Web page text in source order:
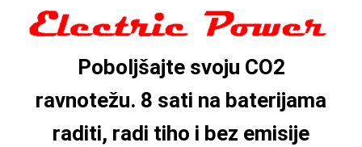
Poboljšajte svoju CO2
ravnotežu. 8 sati na baterijama
raditi, radi tiho i bez emisije